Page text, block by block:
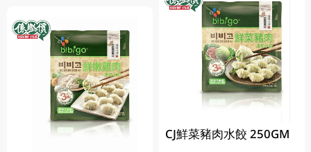
CJ鮮菜豬肉水餃 250GM